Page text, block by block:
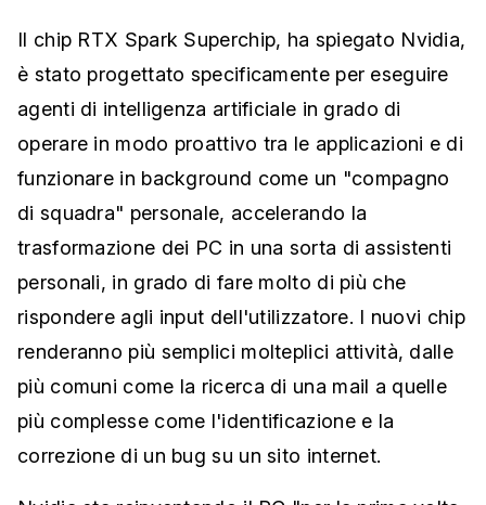
Il chip RTX Spark Superchip, ha spiegato Nvidia,
è stato progettato specificamente per eseguire
agenti di intelligenza artificiale in grado di
operare in modo proattivo tra le applicazioni e di
funzionare in background come un "compagno
di squadra" personale, accelerando la
trasformazione dei PC in una sorta di assistenti
personali, in grado di fare molto di più che
rispondere agli input dell'utilizzatore. I nuovi chip
renderanno più semplici molteplici attività, dalle
più comuni come la ricerca di una mail a quelle
più complesse come l'identificazione e la
correzione di un bug su un sito internet.